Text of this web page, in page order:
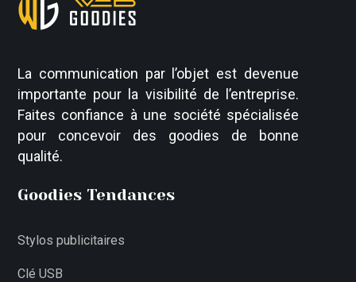
La communication par l’objet est devenue
importante pour la visibilité de l’entreprise.
Faites confiance à une société spécialisée
pour concevoir des goodies de bonne
qualité.
Goodies Tendances
Stylos publicitaires
Clé USB